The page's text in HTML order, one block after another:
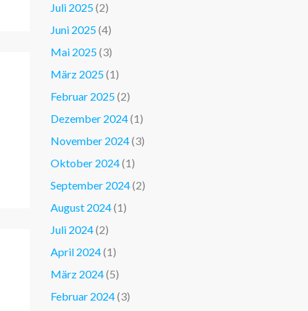
Juli 2025(2)
Juni 2025(4)
Mai 2025(3)
März 2025(1)
Februar 2025(2)
Dezember 2024(1)
November 2024(3)
Oktober 2024(1)
September 2024(2)
August 2024(1)
Juli 2024(2)
April 2024(1)
März 2024(5)
Februar 2024(3)